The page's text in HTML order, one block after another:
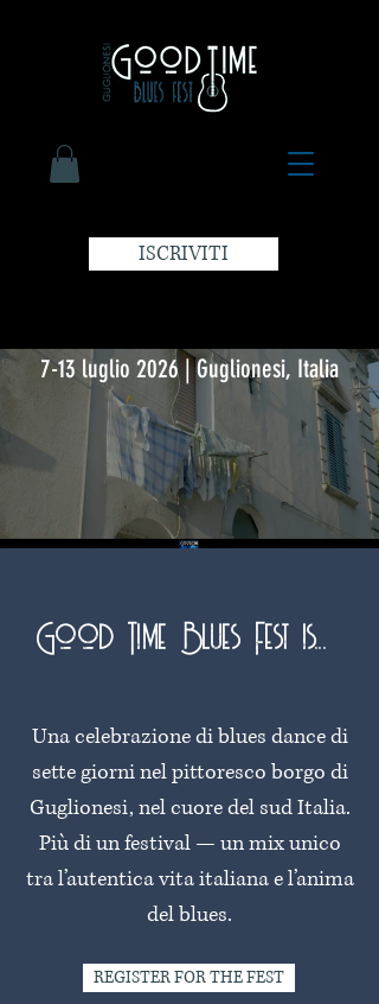
ISCRIVITI
7-13 luglio 2026 | Guglionesi, Italia
Good Time Blues Fest is...
Una celebrazione di blues dance di
sette giorni nel pittoresco borgo di
Guglionesi, nel cuore del sud Italia.
Più di un festival — un mix unico
tra l’autentica vita italiana e l’anima
del blues.
REGISTER FOR THE FEST